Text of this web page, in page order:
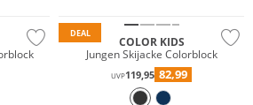
DEAL
COLOR KIDS
Jungen Skijacke Colorblock
UVP119,95 82,99